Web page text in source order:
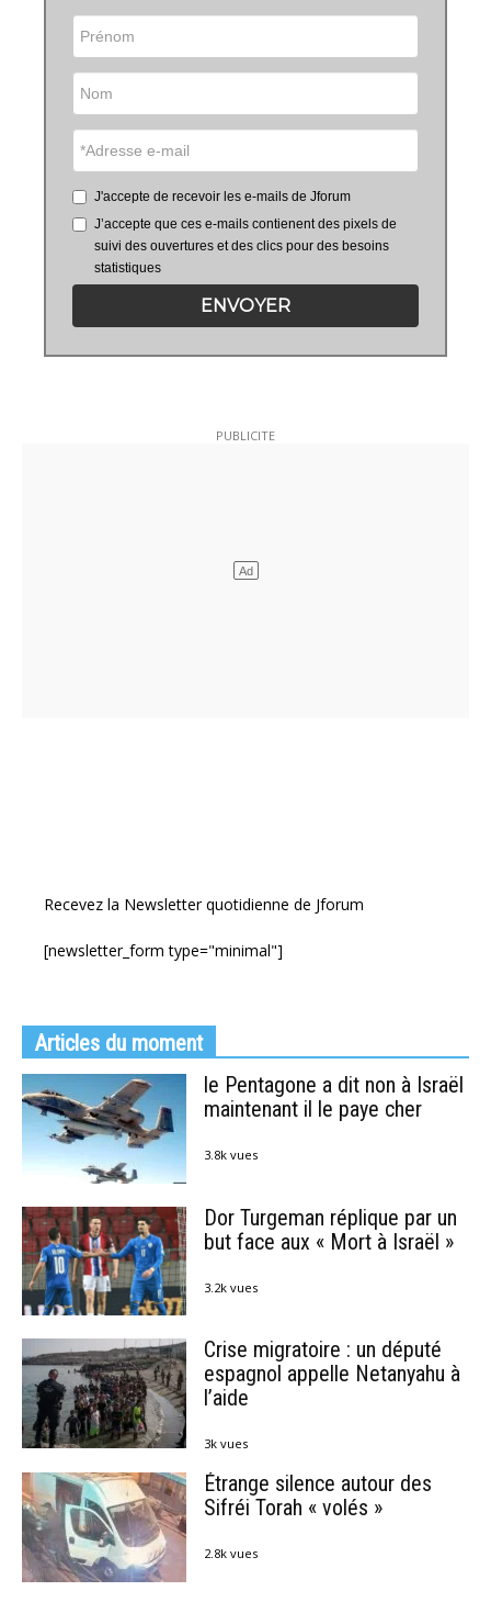
J'accepte de recevoir les e-mails de Jforum
J’accepte que ces e-mails contienent des pixels de
suivi des ouvertures et des clics pour des besoins
statistiques
ENVOYER
Recevez la Newsletter quotidienne de Jforum
[newsletter_form type="minimal"]
Articles du moment
le Pentagone a dit non à Israël
maintenant il le paye cher
3.8k vues
Dor Turgeman réplique par un
but face aux « Mort à Israël »
3.2k vues
Crise migratoire : un député
espagnol appelle Netanyahu à
l’aide
3k vues
Étrange silence autour des
Sifréi Torah « volés »
2.8k vues